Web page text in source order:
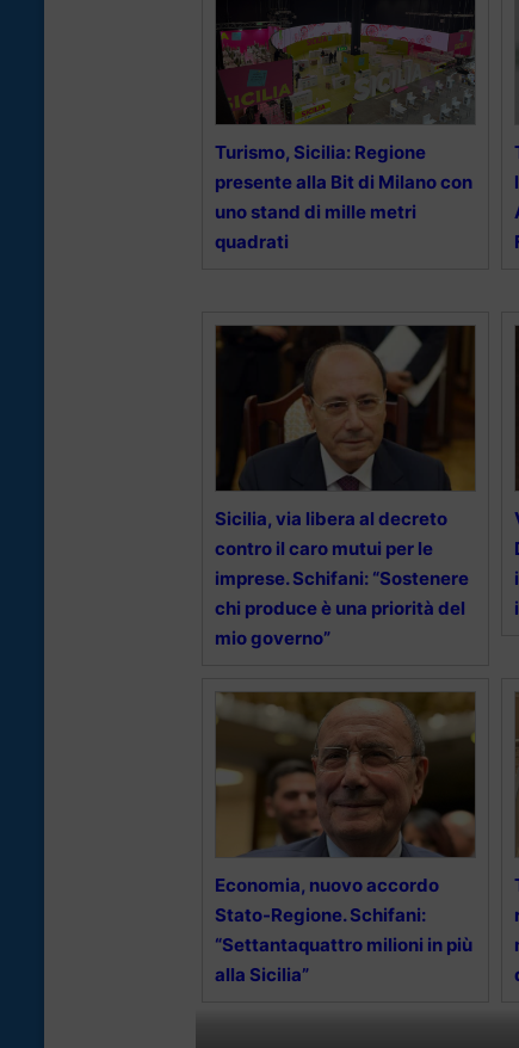
Turismo, Sicilia: Regione
presente alla Bit di Milano con
uno stand di mille metri
quadrati
Sicilia, via libera al decreto
contro il caro mutui per le
imprese. Schifani: “Sostenere
chi produce è una priorità del
mio governo”
Economia, nuovo accordo
Stato-Regione. Schifani:
“Settantaquattro milioni in più
alla Sicilia”